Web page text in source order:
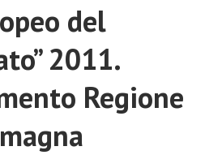
del
2011.
Regione